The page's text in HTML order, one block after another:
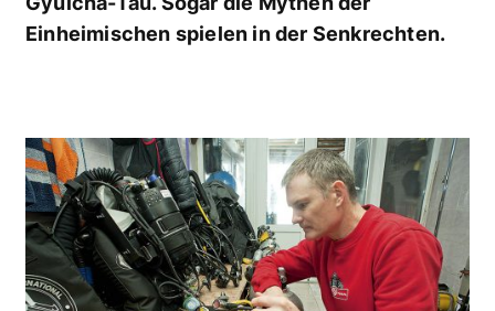
Einheimischen spielen in der Senkrechten.